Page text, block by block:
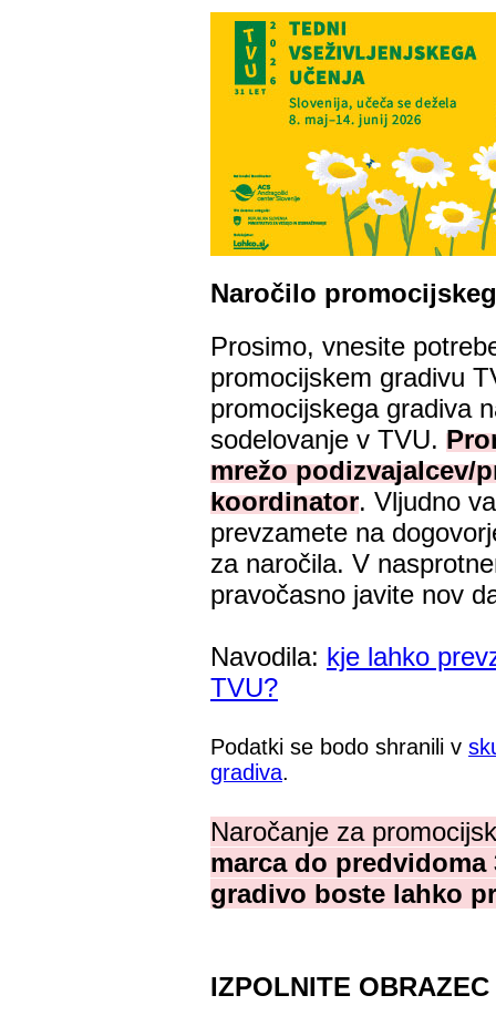
Naročilo
Prosimo, vnesite
promocijskem gradivu
promocijskega gradiva
sodelovanje v TVU.
mrežo podizvajalcev/
koordinator. Vljudno
prevzamete na
za naročila. V
pravočasno javite nov
Navodila: kje lahko
TVU?
Podatki se bodo shranili v
gradiva.
Naročanje za
marca do predvidoma
gradivo boste lahko
IZPOLNITE